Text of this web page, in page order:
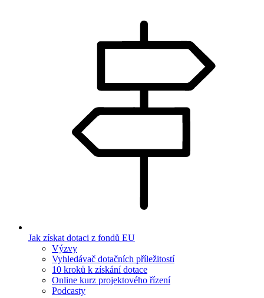
Jak získat dotaci z fondů EU
Výzvy
Vyhledávač dotačních příležitostí
10 kroků k získání dotace
Online kurz projektového řízení
Podcasty